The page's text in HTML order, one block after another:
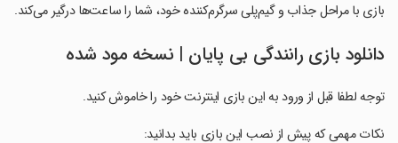
بازی با مراحل جذاب و گیم‌پلی سرگرم‌کننده خود، شما را ساعت‌ها درگیر می‌کند.
دانلود بازی رانندگی بی پایان | نسخه مود شده
توجه لطفا قبل از ورود به این بازی اینترنت خود را خاموش کنید.
‏نکات مهمی که پیش از نصب این بازی باید بدانید: